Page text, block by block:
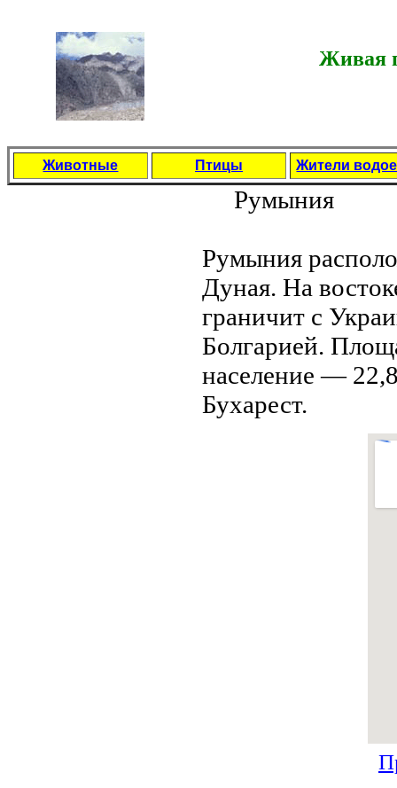
Живая
Животные Птицы Жители
Румыния
Румыния
Дуная. На
грaничит с
Болгарией.
население —
Бухарест.